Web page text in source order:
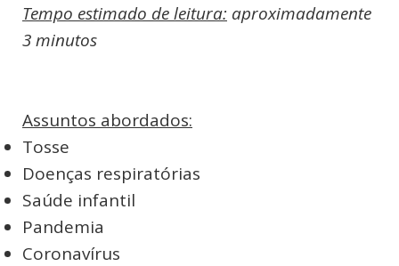
Tempo estimado de leitura: aproximadamente
3 minutos
Assuntos abordados:
Tosse
Doenças respiratórias
Saúde infantil
Pandemia
Coronavírus